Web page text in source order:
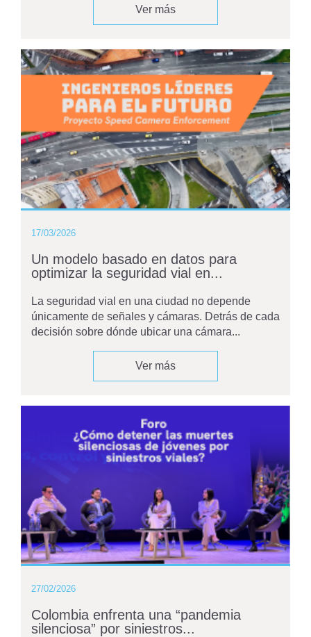
Ver más
17/03/2026
Un modelo basado en datos para
optimizar la seguridad vial en...
La seguridad vial en una ciudad no depende
únicamente de señales y cámaras. Detrás de cada
decisión sobre dónde ubicar una cámara...
Ver más
27/02/2026
Colombia enfrenta una “pandemia
silenciosa” por siniestros...